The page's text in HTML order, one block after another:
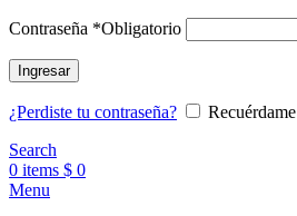
Contraseña *Obligatorio
Ingresar
¿Perdiste tu contraseña?
Recuérdame
Search
0 items $ 0
Menu